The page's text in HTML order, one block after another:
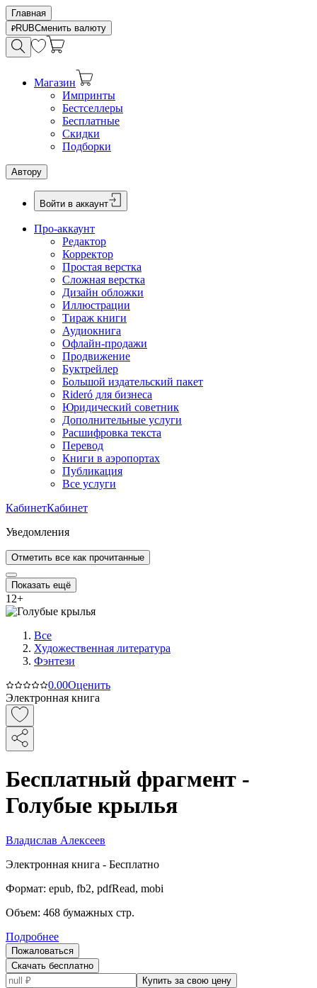
Главная
RUBСменить валюту
Магазин
Импринты
Бестселлеры
Бесплатные
Скидки
Подборки
Автору
Войти в аккаунт
Про-аккаунт
Редактор
Корректор
Простая верстка
Сложная верстка
Дизайн обложки
Иллюстрации
Тираж книги
Аудиокнига
Офлайн-продажи
Продвижение
Буктрейлер
Большой издательский пакет
Rideró для бизнеса
Юридический советник
Дополнительные услуги
Расшифровка текста
Перевод
Книги в аэропортах
Публикация
Все услуги
КабинетКабинет
Уведомления
Отметить все как прочитанные
Показать ещё
12+
Все
Художественная литература
Фэнтези
0.00Оценить
Электронная книга
Бесплатный фрагмент -
Голубые крылья
Владислав Алексеев
Электронная книга - Бесплатно
Формат: epub, fb2, pdfRead, mobi
Объем: 468 бумажных стр.
Подробнее
Пожаловаться
Скачать бесплатно
Купить за свою цену